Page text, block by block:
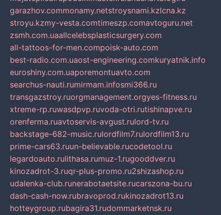
garazhov.commonamy.netstroysnami.kzlcna.kz
stroyu.kzmy-vesta.comtimeszp.comavtoguru.net
zsmh.com.uaallcelebsplasticsurgery.com
all-tattoos-for-men.compoisk-auto.com
best-radio.com.uaost-engineering.comkuryatnik.info
euroshiny.com.uaporemontuavto.com
searchus-nauti.rumirmam.infosmi366.ru
transgazstroy.ruorgmanagement.orgyes-fitness.ru
xtreme-rp.ruwasdpvp.ruvoda-otri.rutishinapve.ru
orenferma.ruavtoservis-avgust.rulord-tv.ru
backstage-682-music.rulordfilm7.rulordfilm13.ru
prime-cars63.ruun-believable.rucodetool.ru
legardoauto.rulithasa.rumuz-1.rugooddver.ru
kinozadrot-3.ruqr-plus-promo.ru2shizashop.ru
udalenka-club.runerabotaetsite.rucarszona-bu.ru
dash-cash-now.rubravoprod.rukinozadrot13.ru
hotteygroup.rubagira31.rudommarketnsk.ru